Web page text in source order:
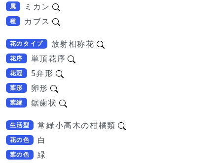
属 ミカン
種 カブス
花のタイプ 放射相称花
花序 単頂花序
花冠 5弁形
葉形 卵形
葉縁 鋸歯状
生活型 常緑小高木の柑橘類
花の色 白
葉の色 緑